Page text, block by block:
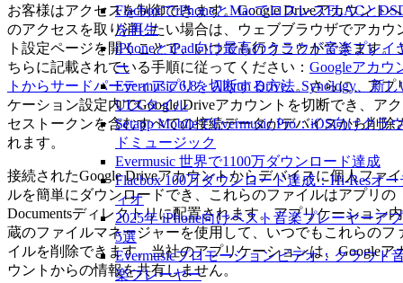
FlacboxでiPhoneとMacでロスレスFLACと
を再生
iPhoneとiPad向け最高のクラウド音楽プレイ
ー
Evermusic 6.8：Aliyun Drive、Synology、新し
UIスタイル
Setapp MobileでEvermusic Pro：iOS向けクラ
ドミュージック
Evermusic 世界で1100万ダウンロード達成
Flacbox 100万ダウンロード達成：Hi-Resオー
ィオ
2025年 iPhone向けベスト音楽プレーヤーア
5選
Evermusicプロモーションビデオ：クラウド
楽プレーヤー
お客様はアクセスを制御できます。Google Driveアカウントへ
のアクセスを取り消したい場合は、ウェブブラウザでアカウ
ト設定ページを開くことで、いつでも行うことができます。
ちらに記載されている手順に従ってください： Googleアカウ
トからサードパーティアプリを切断する方法。さらに、アプ
ケーション設定内でGoogle Driveアカウントを切断でき、アク
セストークンを含むすべての接続データがデバイスから削除
れます。
接続されたGoogle Driveアカウントからデバイスに個人ファイ
ルを簡単にダウンロードでき、これらのファイルはアプリの
Documentsディレクトリに配置されます。アプリケーション内
蔵のファイルマネージャーを使用して、いつでもこれらのフ
イルを削除できます。当社のアプリケーションは、Googleア
ウントからの情報を共有しません。